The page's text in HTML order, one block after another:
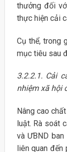
thưởng đối
thực hiện cải
Cụ thể, trong
mục tiêu sau
3.2.2.1. Cải
nhiệm xã hội
Nâng cao
luật. Rà soát
và ƯBND
liên quan